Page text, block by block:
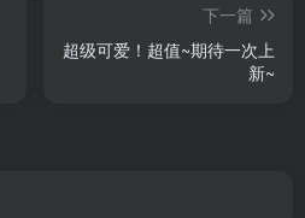
下一篇
超级可爱！超值~期待一次上
新~